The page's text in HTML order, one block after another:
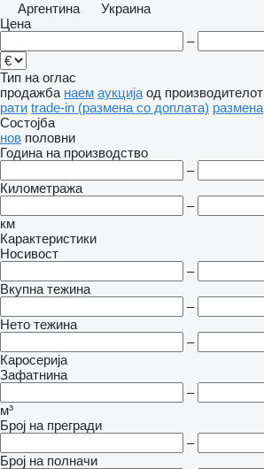
Аргентина
Украина
Цена
–
Тип на оглас
продажба наем аукција од производителот
рати trade-in (размена со доплата) размена
Состојба
нов половни
Година на производство
–
Километража
–
км
Карактеристики
Носивост
–
Вкупна тежина
–
Нето тежина
–
Каросерија
Зафатнина
–
м³
Број на прегради
–
Број на полначи